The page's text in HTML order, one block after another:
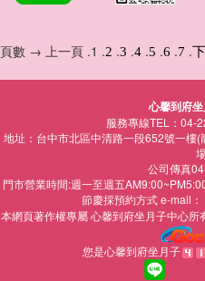
頁數 → 上一頁 .1 .2 .3 .4 .5 .6 .7 .
心馨到府
服務專線TEL：04-
地址：台中市北區中清路一段652號一樓
公司傳真
門市營業時間:週一至週五
節慶採預約方式 e-mail：
本網頁著作權專屬心馨到府坐月子中心所
您是心馨到府坐月子